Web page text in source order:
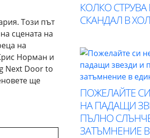
Този път
сцената на
на
Норман и
Next Door to
ще
КОЛКО
СКАНДАЛ В
ПОЖЕЛАЙТЕ
НА ПАДАЩИ
ПЪЛНО
ЗАТЪМНЕНИЕ